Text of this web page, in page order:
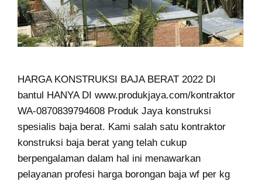
HARGA KONSTRUKSI BAJA BERAT 2022 DI
bantul HANYA DI www.produkjaya.com/kontraktor
WA-0870839794608 Produk Jaya konstruksi
spesialis baja berat. Kami salah satu kontraktor
konstruksi baja berat yang telah cukup
berpengalaman dalam hal ini menawarkan
pelayanan profesi harga borongan baja wf per kg